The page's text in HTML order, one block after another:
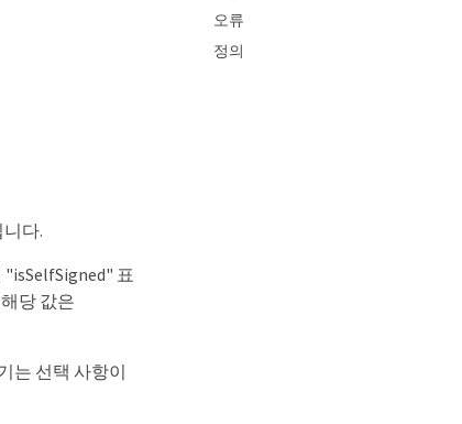
다.
표
당 값은
는 선택 사항이
오류
정의